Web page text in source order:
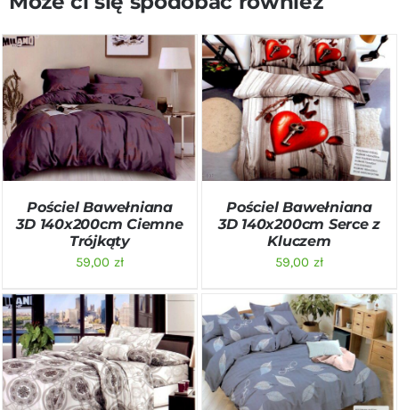
DODAJ DO KOSZYKA
/
SZCZEGÓŁY
Pościel Bawełniana
3D 140x200cm Ciemne
Trójkąty
59,00 zł
DODAJ DO KOSZYKA
/
SZCZEGÓŁY
Pościel Bawełniana
3D 140x200cm Serce z
Kluczem
59,00 zł
DODAJ DO KOSZYKA
/
SZCZEGÓŁY
DODAJ DO KOSZYKA
/
SZCZEGÓŁY